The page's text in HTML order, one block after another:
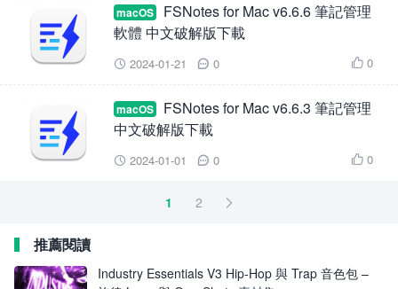
macOS
FSNotes for Mac v6.6.6 筆記管理
軟體 中文破解版下載
 2024-01-21  0  0
macOS
FSNotes for Mac v6.6.3 筆記管理
中文破解版下載
 2024-01-01  0  0
1 2 
推薦閱讀
Industry Essentials V3 Hip-Hop 與 Trap 音色包 –